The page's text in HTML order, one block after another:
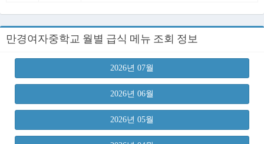
만경여자중학교 월별 급식 메뉴 조회 정보
2026년 07월
2026년 06월
2026년 05월